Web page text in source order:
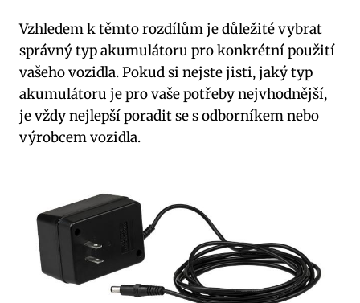
Vzhledem k těmto rozdílům je důležité vybrat
správný typ akumulátoru pro konkrétní použití
vašeho vozidla. Pokud si nejste jisti, jaký typ
akumulátoru je pro vaše potřeby nejvhodnější,
je vždy nejlepší poradit se s odborníkem nebo
výrobcem vozidla.